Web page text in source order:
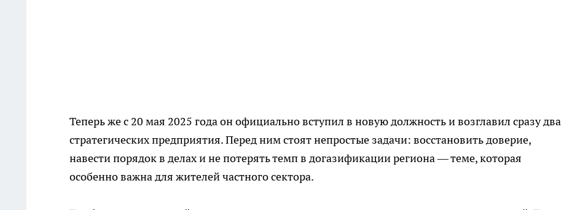
Теперь же с 20 мая 2025 года он официально вступил в новую должность и возглавил сразу два
стратегических предприятия. Перед ним стоят непростые задачи: восстановить доверие,
навести порядок в делах и не потерять темп в догазификации региона — теме, которая
особенно важна для жителей частного сектора.